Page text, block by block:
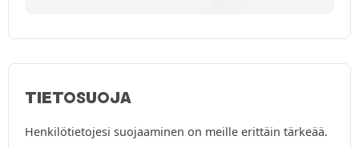
TIETOSUOJA
Henkilötietojesi suojaaminen on meille erittäin tärkeää.